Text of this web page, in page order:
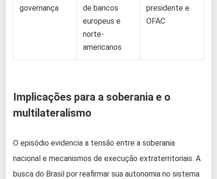
governança
de bancos
europeus e
norte-
americanos
presidente e
OFAC
Implicações para a soberania e o
multilateralismo
O episódio evidencia a tensão entre a soberania
nacional e mecanismos de execução extraterritoriais. A
busca do Brasil por reafirmar sua autonomia no sistema